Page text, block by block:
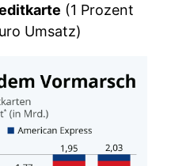
(1 Prozent
Umsatz)